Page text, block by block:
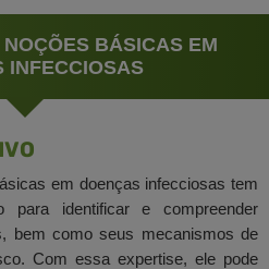
BÁSICAS EM
INFECCIOSAS
em doenças infecciosas tem
para identificar e compreender
bem como seus mecanismos de
Com essa expertise, ele pode